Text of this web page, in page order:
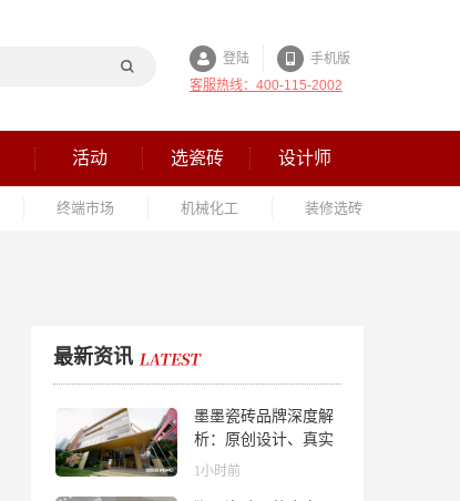
登陆
手机版
客服热线：400-115-2002
活动 选瓷砖 设计师
终端市场 机械化工 装修选砖
最新资讯
墨墨瓷砖品牌深度解
析：原创设计、真实
质感与市场口碑全览
1小时前